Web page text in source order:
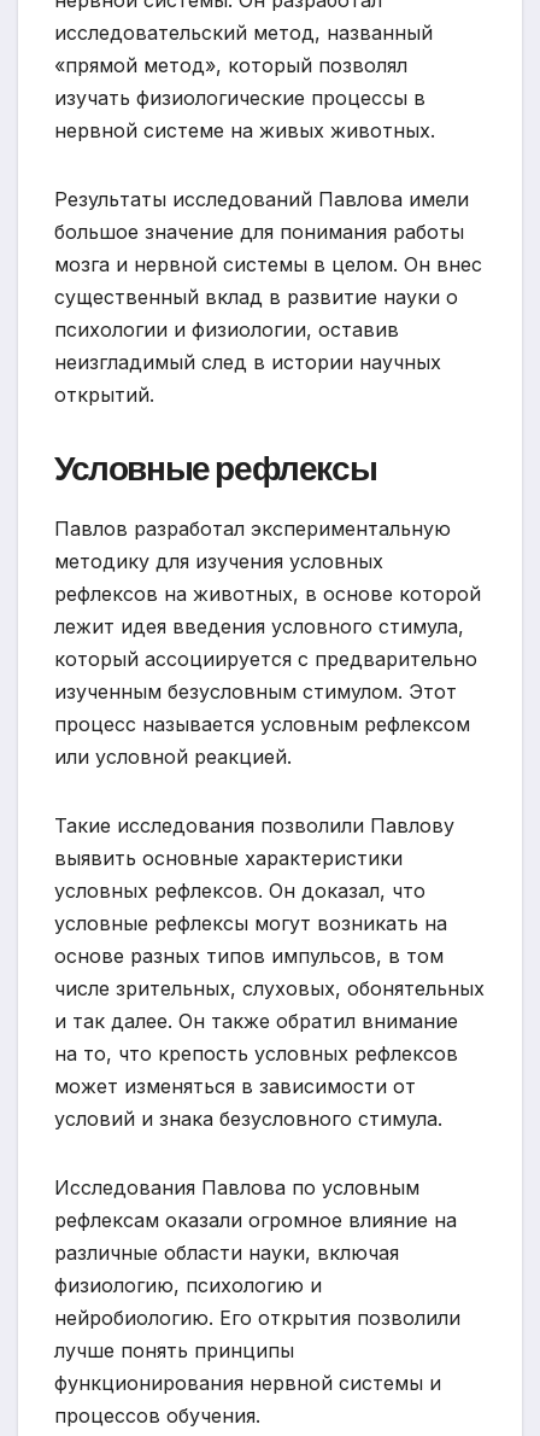
исследовательский метод, названный
«прямой метод», который позволял
изучать физиологические процессы в
нервной системе на живых животных.
Результаты исследований Павлова имели
большое значение для понимания работы
мозга и нервной системы в целом. Он внес
существенный вклад в развитие науки о
психологии и физиологии, оставив
неизгладимый след в истории научных
открытий.
Условные рефлексы
Павлов разработал экспериментальную
методику для изучения условных
рефлексов на животных, в основе которой
лежит идея введения условного стимула,
который ассоциируется с предварительно
изученным безусловным стимулом. Этот
процесс называется условным рефлексом
или условной реакцией.
Такие исследования позволили Павлову
выявить основные характеристики
условных рефлексов. Он доказал, что
условные рефлексы могут возникать на
основе разных типов импульсов, в том
числе зрительных, слуховых, обонятельных
и так далее. Он также обратил внимание
на то, что крепость условных рефлексов
может изменяться в зависимости от
условий и знака безусловного стимула.
Исследования Павлова по условным
рефлексам оказали огромное влияние на
различные области науки, включая
физиологию, психологию и
нейробиологию. Его открытия позволили
лучше понять принципы
функционирования нервной системы и
процессов обучения.